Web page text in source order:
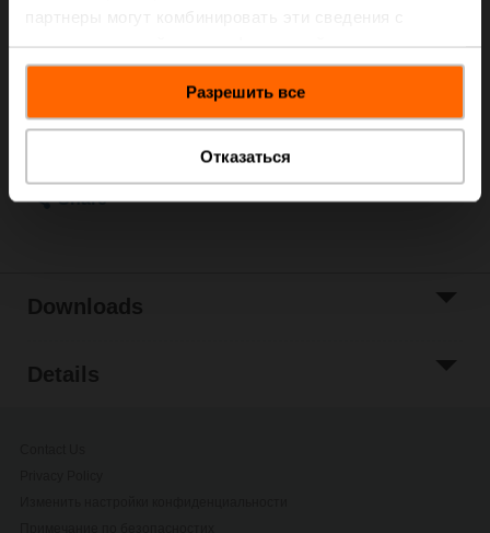
данными, которые они получили при использовании
Разрешить все
Отказаться
ordering.
Add to Cart
Add to Project
Share
Downloads
Details